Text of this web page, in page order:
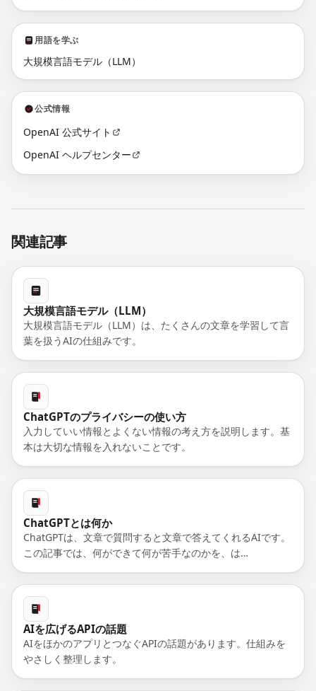
用語を学ぶ
大規模言語モデル（LLM）
公式情報
OpenAI 公式サイト
OpenAI ヘルプセンター
関連記事
大規模言語モデル（LLM）
大規模言語モデル（LLM）は、たくさんの文章を学習して言
葉を扱うAIの仕組みです。
ChatGPTのプライバシーの使い方
入力していい情報とよくない情報の考え方を説明します。基
本は大切な情報を入れないことです。
ChatGPTとは何か
ChatGPTは、文章で質問すると文章で答えてくれるAIです。
この記事では、何ができて何が苦手なのかを、は…
AIを広げるAPIの話題
AIをほかのアプリとつなぐAPIの話題があります。仕組みを
やさしく整理します。